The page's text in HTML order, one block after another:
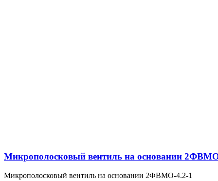
Микрополосковый вентиль на основании
Микрополосковый вентиль на основании 2ФВМO-4.2-1